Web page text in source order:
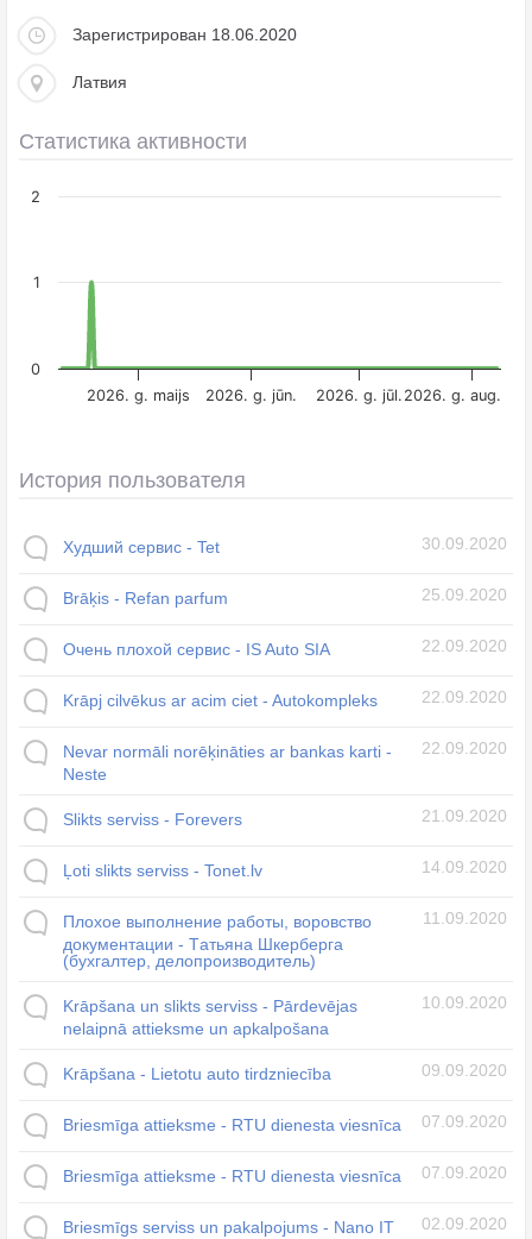
Зарегистрирован 18.06.2020
Латвия
Статистика активности
2026. g. maijs 2026. g. jūn. 2026. g. jūl. 2026. g. aug.
0
1
2
История пользователя
Худший сервис - Tet 30.09.2020
Brāķis - Refan parfum 25.09.2020
Очень плохой сервис - IS Auto SIA 22.09.2020
Krāpj cilvēkus ar acim ciet - Autokompleks 22.09.2020
Nevar normāli norēķināties ar bankas karti -
Neste
22.09.2020
Slikts serviss - Forevers 21.09.2020
Ļoti slikts serviss - Tonet.lv 14.09.2020
Плохое выполнение работы, воровство
документации - Tатьяна Шкерберга
(бухгалтер, делопроизводитель)
11.09.2020
Krāpšana un slikts serviss - Pārdevējas
nelaipnā attieksme un apkalpošana
10.09.2020
Krāpšana - Lietotu auto tirdzniecība 09.09.2020
Briesmīga attieksme - RTU dienesta viesnīca 07.09.2020
Briesmīga attieksme - RTU dienesta viesnīca 07.09.2020
Briesmīgs serviss un pakalpojums - Nano IT
02.09.2020